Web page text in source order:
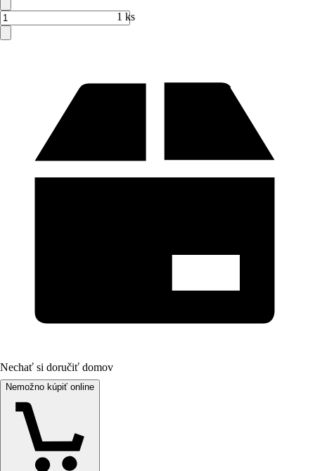
1 ks
Nechať si doručiť domov
Nemožno kúpiť online